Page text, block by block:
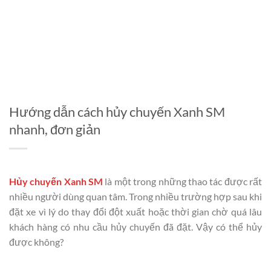
Hướng dẫn cách hủy chuyến Xanh SM
nhanh, đơn giản
Hủy chuyến Xanh SM là một trong những thao tác được rất
nhiều người dùng quan tâm. Trong nhiều trường hợp sau khi
đặt xe vì lý do thay đổi đột xuất hoặc thời gian chờ quá lâu
khách hàng có nhu cầu hủy chuyến đã đặt. Vậy có thể hủy
được không?